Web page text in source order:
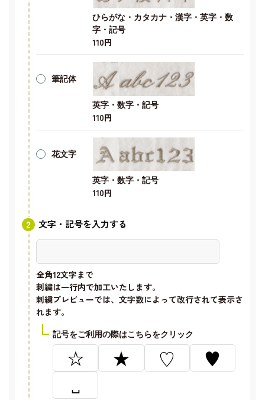
ひらがな・カタカナ・漢字・英字・数
字・記号
110円
筆記体
英字・数字・記号
110円
花文字
英字・数字・記号
110円
文字・記号を入力する
全角12文字まで
刺繍は一行内で加工いたします。
刺繍プレビューでは、文字数によって改行されて表示さ
れます。
記号をご利用の際はこちらをクリック
☆ ★ ♡
♥
␣